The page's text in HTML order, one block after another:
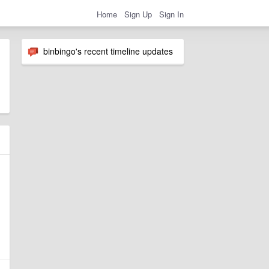
Home Sign Up Sign In
binbingo's recent timeline updates